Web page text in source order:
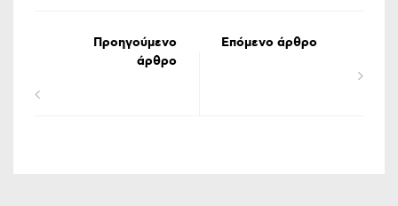
Προηγούμενο
άρθρο
Επόμενο άρθρο